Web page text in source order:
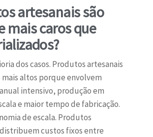
artesanais são
mais caros que
dos casos. Produtos artesanais
altos porque envolvem
intensivo, produção em
e maior tempo de fabricação.
de escala. Produtos
custos fixos entre